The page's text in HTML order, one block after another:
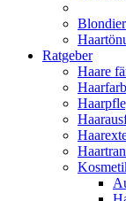
Ratgeber
Haare